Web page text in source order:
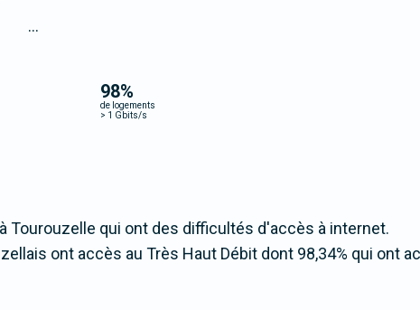
98%
de logements
> 1 Gbits/s
...
Tourouzelle qui ont des difficultés d'accès à internet.
ont accès au Très Haut Débit dont 98,34% qui ont